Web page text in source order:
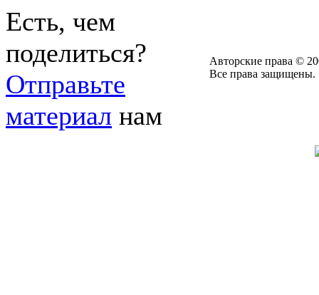
Есть, чем
поделиться?
Отправьте
материал нам
Авторские права ©
Все права защищены.